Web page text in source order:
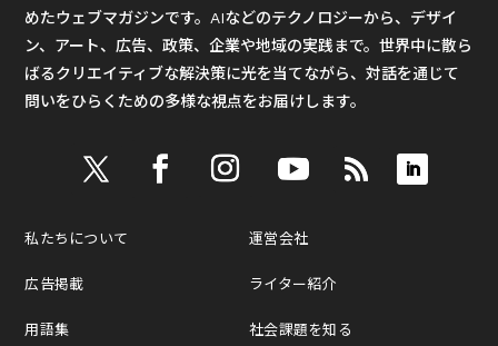
めたウェブマガジンです。AIなどのテクノロジーから、デザイ
ン、アート、広告、政策、企業や地域の実践まで。世界中に散ら
ばるクリエイティブな解決策に光を当てながら、対話を通じて
問いをひらくための多様な視点をお届けします。
私たちについて
広告掲載
用語集
運営会社
ライター紹介
社会課題を知る